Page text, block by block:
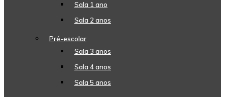
Sala 1 ano
Sala 2 anos
Pré-escolar
Sala 3 anos
Sala 4 anos
Sala 5 anos